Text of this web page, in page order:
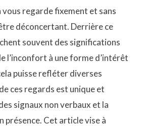
vous regarde fixement et sans
déconcertant. Derrière ce
souvent des significations
l’inconfort à une forme d’intérêt
puisse refléter diverses
ces regards est unique et
signaux non verbaux et la
présence. Cet article vise à